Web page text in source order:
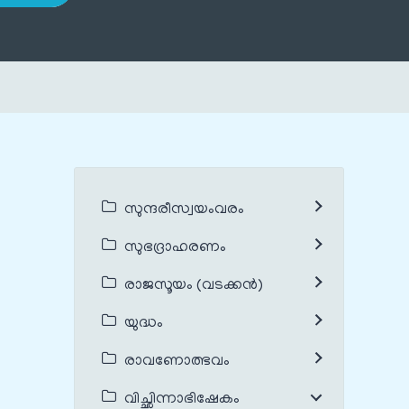
സുന്ദരീസ്വയംവരം
സുഭദ്രാഹരണം
രാജസൂയം (വടക്കൻ)
യുദ്ധം
രാവണോത്ഭവം
വിച്ഛിന്നാഭിഷേകം